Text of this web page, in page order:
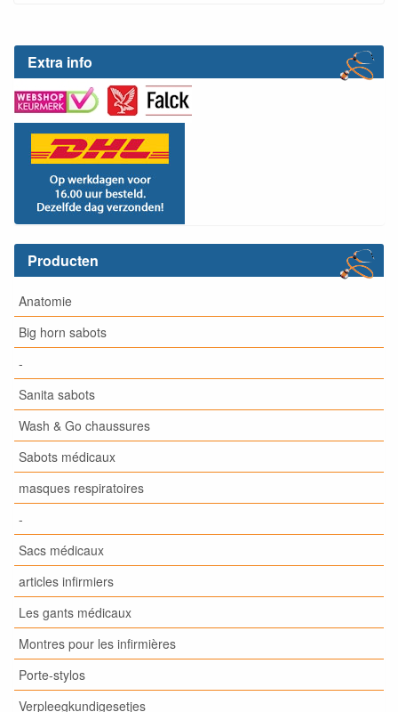
Extra info
Producten
Anatomie
Big horn sabots
-
Sanita sabots
Wash & Go chaussures
Sabots médicaux
masques respiratoires
-
Sacs médicaux
articles infirmiers
Les gants médicaux
Montres pour les infirmières
Porte-stylos
Verpleegkundigesetjes